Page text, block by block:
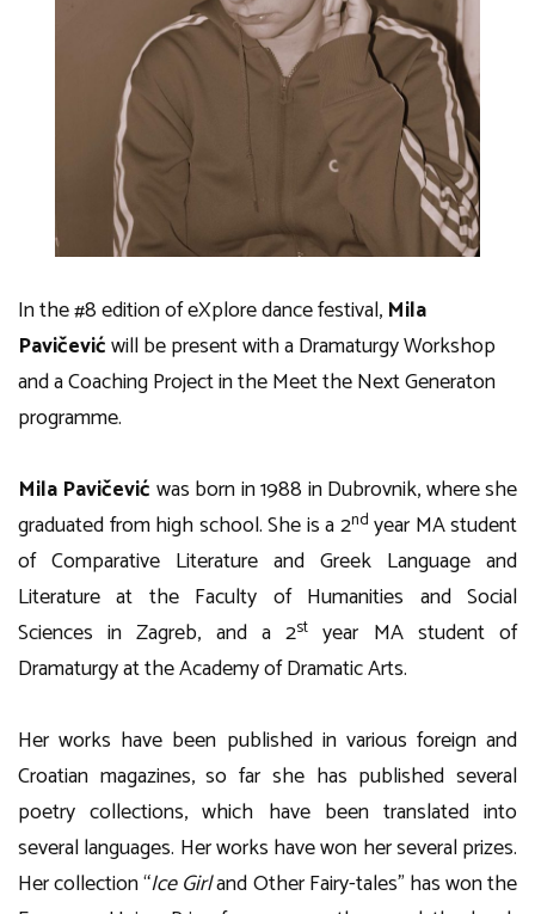
In the #8 edition of eXplore dance festival, Mila
Pavičevićwill be present with aDramaturgy Workshop
and aCoaching Projectin the Meet the Next Generaton
programme.
Mila Pavičević was born in 1988 in Dubrovnik, where she
graduated from high school. She is a 2nd year MA student
of Comparative Literature and Greek Language and
Literature at the Faculty of Humanities and Social
Sciences in Zagreb, and a 2st year MA student of
Dramaturgy at the Academy of Dramatic Arts.
Her works have been published in various foreign and
Croatian magazines, so far she has published several
poetry collections, which have been translated into
several languages. Her works have won her several prizes.
Her collection “Ice Girland Other Fairy-tales” has won the